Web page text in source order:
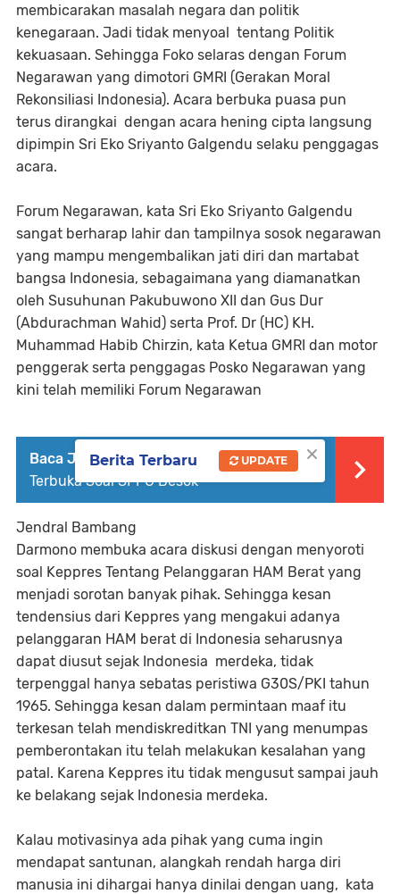
membicarakan masalah negara dan politik
kenegaraan. Jadi tidak menyoal tentang Politik
kekuasaan. Sehingga Foko selaras dengan Forum
Negarawan yang dimotori GMRI (Gerakan Moral
Rekonsiliasi Indonesia). Acara berbuka puasa pun
terus dirangkai dengan acara hening cipta langsung
dipimpin Sri Eko Sriyanto Galgendu selaku penggagas
acara.
Forum Negarawan, kata Sri Eko Sriyanto Galgendu
sangat berharap lahir dan tampilnya sosok negarawan
yang mampu mengembalikan jati diri dan martabat
bangsa Indonesia, sebagaimana yang diamanatkan
oleh Susuhunan Pakubuwono XII dan Gus Dur
(Abdurachman Wahid) serta Prof. Dr (HC) KH.
Muhammad Habib Chirzin, kata Ketua GMRI dan motor
penggerak serta penggagas Posko Negarawan yang
kini telah memiliki Forum Negarawan
Baca Juga : FILWB Akan Gelar Audiensi
Terbuka Soal SPPG Besok
Jendral Bambang
Darmono membuka acara diskusi dengan menyoroti
soal Keppres Tentang Pelanggaran HAM Berat yang
menjadi sorotan banyak pihak. Sehingga kesan
tendensius dari Keppres yang mengakui adanya
pelanggaran HAM berat di Indonesia seharusnya
dapat diusut sejak Indonesia merdeka, tidak
terpenggal hanya sebatas peristiwa G30S/PKI tahun
1965. Sehingga kesan dalam permintaan maaf itu
terkesan telah mendiskreditkan TNI yang menumpas
pemberontakan itu telah melakukan kesalahan yang
patal. Karena Keppres itu tidak mengusut sampai jauh
ke belakang sejak Indonesia merdeka.
Kalau motivasinya ada pihak yang cuma ingin
mendapat santunan, alangkah rendah harga diri
manusia ini dihargai hanya dinilai dengan uang, kata
×
Berita Terbaru UPDATE